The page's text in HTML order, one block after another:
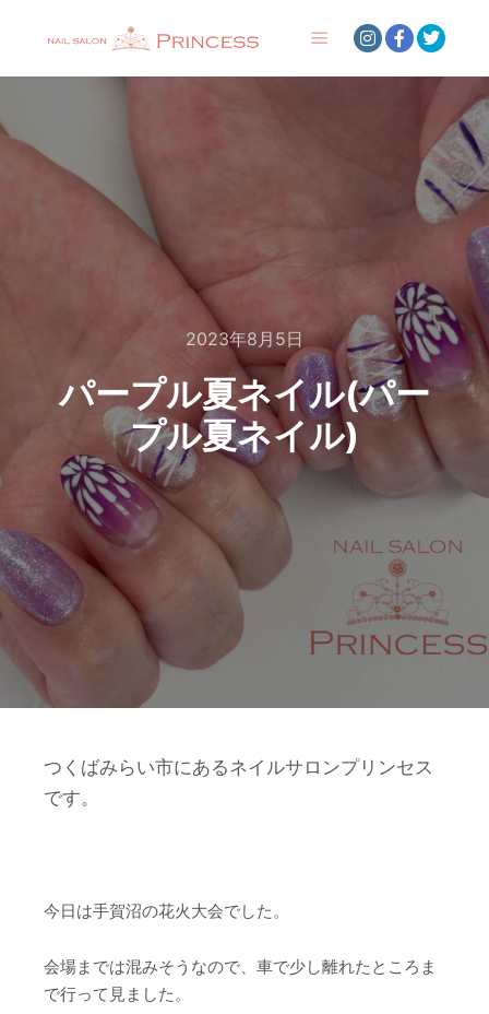
2023年8月5日
パープル夏ネイル(パー
プル夏ネイル)
つくばみらい市にあるネイルサロンプリンセス
です。
今日は手賀沼の花火大会でした。
会場までは混みそうなので、車で少し離れたところま
で行って見ました。